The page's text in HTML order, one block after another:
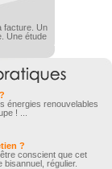
facture. Un
Une étude
énergies renouvelables
! ...
?
être conscient que cet
régulier.